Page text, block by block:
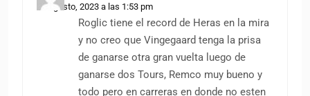
22 agosto, 2023 a las 1:53 pm
Roglic tiene el record de Heras en la mira
y no creo que Vingegaard tenga la prisa
de ganarse otra gran vuelta luego de
ganarse dos Tours, Remco muy bueno y
todo pero en carreras en donde no esten